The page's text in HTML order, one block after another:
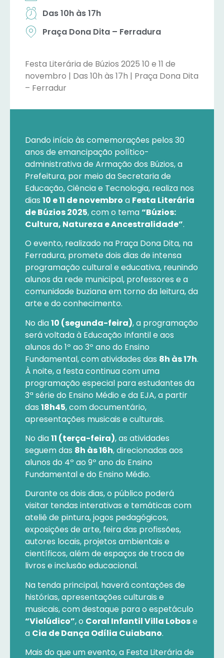
Das 10h às 17h
Praça Dona Dita – Ferradura
Festa Literária de Búzios 2025 10 e 11 de
novembro | Das 10h às 17h | Praça Dona Dita
– Ferradur
Dando início às comemorações pelos 30
anos de emancipação político-
administrativa de Armação dos Búzios, a
Prefeitura, por meio da Secretaria de
Educação, Ciência e Tecnologia, realiza nos
dias 10 e 11 de novembro a Festa Literária
de Búzios 2025, com o tema“Búzios:
Cultura, Natureza e Ancestralidade”.
O evento, realizado na Praça Dona Dita, na
Ferradura, promete dois dias de intensa
programação cultural e educativa, reunindo
alunos da rede municipal, professores e a
comunidade buziana em torno da leitura, da
arte e do conhecimento.
No dia10 (segunda-feira), a programação
será voltada à Educação Infantil e aos
alunos do 1º ao 3º ano do Ensino
Fundamental, com atividades das 8h às 17h.
À noite, a festa continua com uma
programação especial para estudantes da
3ª série do Ensino Médio e da EJA, a partir
das 18h45, com documentário,
apresentações musicais e culturais.
No dia11 (terça-feira), as atividades
seguem das 8h às 16h, direcionadas aos
alunos do 4º ao 9º ano do Ensino
Fundamental e do Ensino Médio.
Durante os dois dias, o público poderá
visitar tendas interativas e temáticas com
ateliê de pintura, jogos pedagógicos,
exposições de arte, feira das profissões,
autores locais, projetos ambientais e
científicos, além de espaços de troca de
livros e inclusão educacional.
Na tenda principal, haverá contações de
histórias, apresentações culturais e
musicais, com destaque para o espetáculo
“Violúdico”, o Coral Infantil Villa Lobose
a Cia de Dança Odília Cuiabano.
Mais do que um evento, a Festa Literária de